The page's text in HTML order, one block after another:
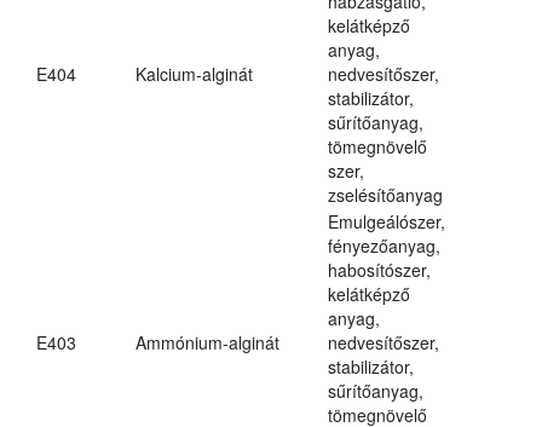
E404 Kalcium-alginát
kelátképző
anyag,
nedvesítőszer,
stabilizátor,
sűrítőanyag,
tömegnövelő
szer,
zselésítőanyag
E403 Ammónium-alginát
Emulgeálószer,
fényezőanyag,
habosítószer,
kelátképző
anyag,
nedvesítőszer,
stabilizátor,
sűrítőanyag,
tömegnövelő